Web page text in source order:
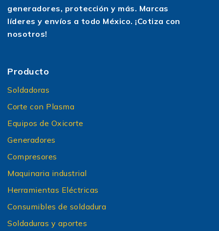
generadores, protección y más. Marcas
líderes y envíos a todo México. ¡Cotiza con
nosotros!
Producto
Soldadoras
Corte con Plasma
Equipos de Oxicorte
Generadores
Compresores
Maquinaria industrial
Herramientas Eléctricas
Consumibles de soldadura
Soldaduras y aportes